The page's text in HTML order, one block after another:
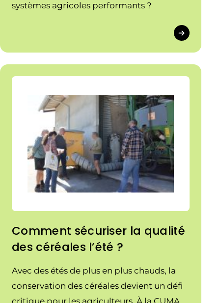
systèmes agricoles performants ?
Comment sécuriser la qualité
des céréales l’été ?
Avec des étés de plus en plus chauds, la
conservation des céréales devient un défi